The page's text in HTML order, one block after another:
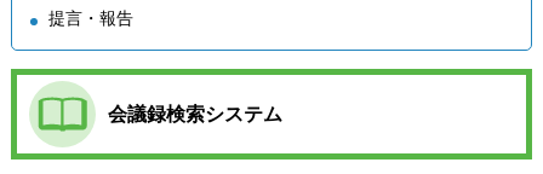
提言・報告
会議録検索システム